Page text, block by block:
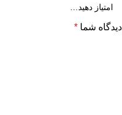
دیدگاه شما *